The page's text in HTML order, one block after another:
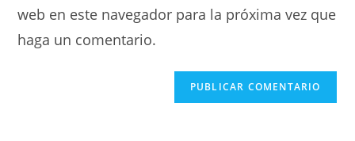
web en este navegador para la próxima vez que
haga un comentario.